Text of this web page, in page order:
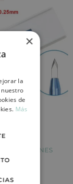
para
OPCIONES
×
la
de
Más